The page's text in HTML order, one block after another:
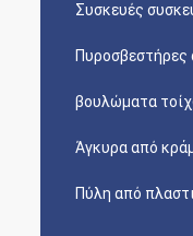
Συσκευές
Πυροσβεστήρες
βουλώματα
Άγκυρα από
Πύλη από